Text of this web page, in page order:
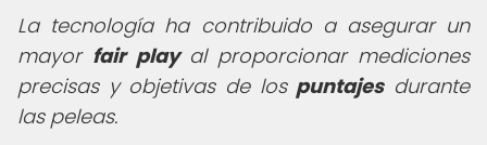
La tecnología ha contribuido a asegurar un
mayor fair playal proporcionar mediciones
precisas y objetivas de los puntajesdurante
las peleas.